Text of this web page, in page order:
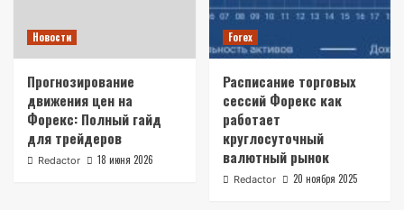
Новости
Прогнозирование
движения цен на
Форекс: Полный гайд
для трейдеров
Redactor 18 июня 2026
Forex
Расписание торговых
сессий Форекс как
работает
круглосуточный
валютный рынок
Redactor 20 ноября 2025